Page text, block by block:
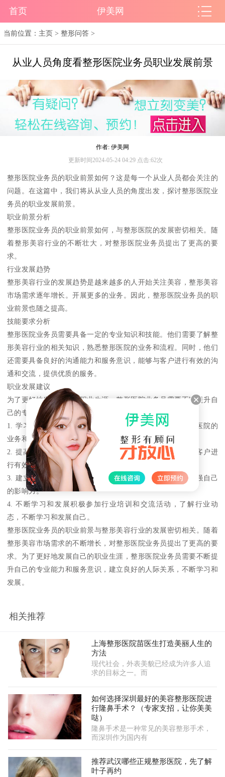
首页 伊美网
当前位置： 主页 >整形问答 >
从业人员角度看整形医院业务员职业发展前景
作者: 伊美网
更新时间2024-05-24 04:29 点击:62次
整形医院业务员的职业前景如何？这是每一个从业人员都会关注的
问题。在这篇中，我们将从从业人员的角度出发，探讨整形医院业
务员的职业发展前景。
职业前景分析
整形医院业务员的职业前景如何，与整形医院的发展密切相关。随
着整形美容行业的不断壮大，对整形医院业务员提出了更高的要
求。
行业发展趋势
整形美容行业的发展趋势是越来越多的人开始关注美容，整形美容
市场需求逐年增长。开展更多的业务。因此，整形医院业务员的职
业前景也随之提高。
技能要求分析
整形医院业务员需要具备一定的专业知识和技能。他们需要了解整
形美容行业的相关知识，熟悉整形医院的业务和流程。同时，他们
还需要具备良好的沟通能力和服务意识，能够与客户进行有效的沟
通和交流，提供优质的服务。
职业发展建议
为了更好地发展自己的职业生涯，整形医院业务员需要不断提升自
己的专业能力和服务意识。以下是一些职业发展建议
1. 学习专业知识了解整形美容行业的相关知识，熟悉整形医院的
业务和流程，提升自己的专业水平。
2. 提高沟通能力加强沟通技巧，提高自己的服务意识，与客户进
行有效的沟通和交流，提供更好的服务。
3. 建立良好的人际关系与同事和客户建立良好的关系，增强自己
的影响力。
4. 不断学习和发展积极参加行业培训和交流活动，了解行业动
态，不断学习和发展自己。
整形医院业务员的职业前景与整形美容行业的发展密切相关。随着
整形美容市场需求的不断增长，对整形医院业务员提出了更高的要
求。为了更好地发展自己的职业生涯，整形医院业务员需要不断提
升自己的专业能力和服务意识，建立良好的人际关系，不断学习和
发展。
相关推荐
上海整形医院苗医生打造美丽人生的
方法
现代社会，外表美貌已经成为许多人追
求的目标之一。而
如何选择深圳最好的美容整形医院进
行隆鼻手术？（专家支招，让你美美
哒）
隆鼻手术是一种常见的美容整形手术，
而深圳作为国内有
推荐武汉哪些正规整形医院，先了解
叶子再约